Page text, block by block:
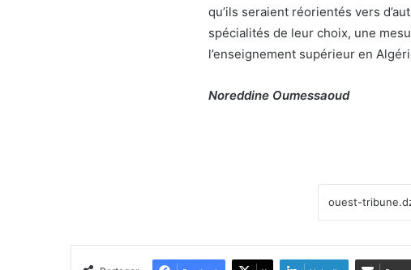
qu’ils seraient réorientés vers
spécialités de leur choix, une
l’enseignement supérieur en
Noreddine Oumessaoud